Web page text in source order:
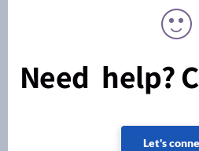
Need help?
Let's